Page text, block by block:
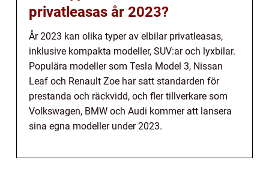
privatleasas år 2023?
År 2023 kan olika typer av elbilar privatleasas,
inklusive kompakta modeller, SUV:ar och lyxbilar.
Populära modeller som Tesla Model 3, Nissan
Leaf och Renault Zoe har satt standarden för
prestanda och räckvidd, och fler tillverkare som
Volkswagen, BMW och Audi kommer att lansera
sina egna modeller under 2023.